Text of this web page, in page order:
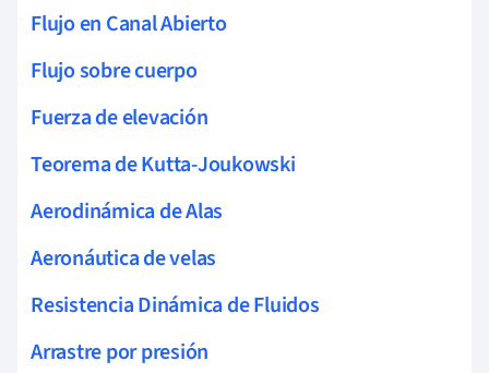
Flujo en Canal Abierto
Flujo sobre cuerpo
Fuerza de elevación
Teorema de Kutta-Joukowski
Aerodinámica de Alas
Aeronáutica de velas
Resistencia Dinámica de Fluidos
Arrastre por presión